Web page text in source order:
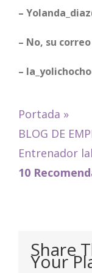
–
– No, su
–
Portada »
BLOG DE
Entrenador
10
Share
Your